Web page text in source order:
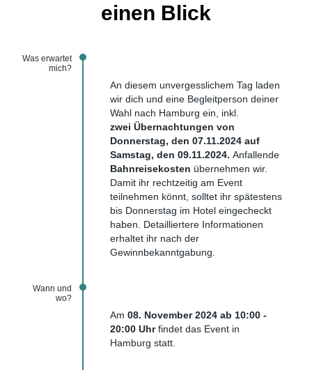
einen Blick
Was erwartet
mich?
An diesem unvergesslichem Tag laden
wir dich und eine Begleitperson deiner
Wahl nach Hamburg ein, inkl.
zwei Übernachtungen von
Donnerstag, den 07.11.2024 auf
Samstag, den 09.11.2024. Anfallende
Bahnreisekosten übernehmen wir.
Damit ihr rechtzeitig am Event
teilnehmen könnt, solltet ihr spätestens
bis Donnerstag im Hotel eingecheckt
haben. Detailliertere Informationen
erhaltet ihr nach der
Gewinnbekanntgabung.
Wann und
wo?
Am 08. November2024 ab 10:00 -
20:00 Uhrfindet das Event in
Hamburg statt.